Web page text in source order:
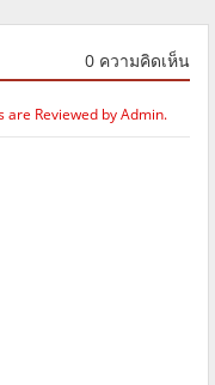
0 ความคิดเห็น
Reviewed by Admin.